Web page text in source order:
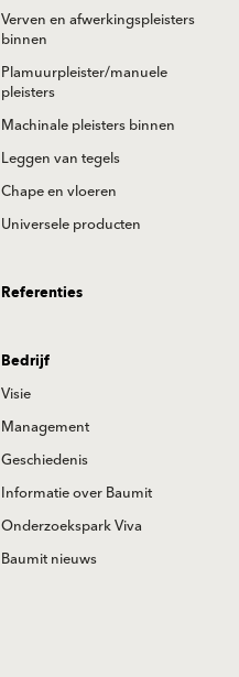
Verven en afwerkingspleisters
binnen
Plamuurpleister/manuele
pleisters
Machinale pleisters binnen
Leggen van tegels
Chape en vloeren
Universele producten
Referenties
Bedrijf
Visie
Management
Geschiedenis
Informatie over Baumit
Onderzoekspark Viva
Baumit nieuws